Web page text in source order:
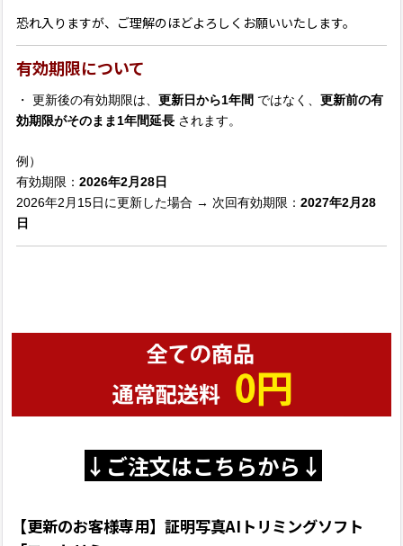
恐れ入りますが、ご理解のほどよろしくお願いいたします。
有効期限について
・ 更新後の有効期限は、 更新日から1年間 ではなく、 更新前の有
効期限がそのまま1年間延長 されます。
例）
有効期限： 2026年2月28日
2026年2月15日に更新した場合 → 次回有効期限： 2027年2月28
日
↓ご注文はこちらから↓
【更新のお客様専用】証明写真AIトリミングソフト